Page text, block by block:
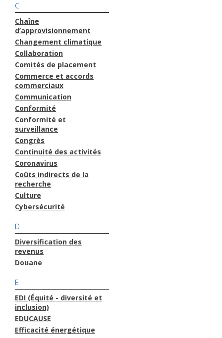
C
Chaîne
d’approvisionnement
Changement climatique
Collaboration
Comités de placement
Commerce et accords
commerciaux
Communication
Conformité
Conformité et
surveillance
Congrès
Continuité des activités
Coronavirus
Coûts indirects de la
recherche
Culture
Cybersécurité
D
Diversification des
revenus
Douane
E
EDI (Équité - diversité et
inclusion)
EDUCAUSE
Efficacité énergétique